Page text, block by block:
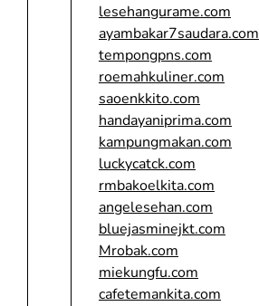
lesehangurame.com
ayambakar7saudara.com
tempongpns.com
roemahkuliner.com
saoenkkito.com
handayaniprima.com
kampungmakan.com
luckycatck.com
rmbakoelkita.com
angelesehan.com
bluejasminejkt.com
Mrobak.com
miekungfu.com
cafetemankita.com